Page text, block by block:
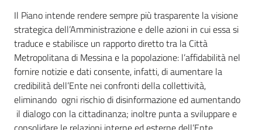
Il Piano intende rendere sempre più trasparente la visione
strategica dell’Amministrazione e delle azioni in cui essa si
traduce e stabilisce un rapporto diretto tra la Città
Metropolitana di Messina e la popolazione: l’affidabilità nel
fornire notizie e dati consente, infatti, di aumentare la
credibilità dell’Ente nei confronti della collettività,
eliminando ogni rischio di disinformazione ed aumentando
il dialogo con la cittadinanza; inoltre punta a sviluppare e